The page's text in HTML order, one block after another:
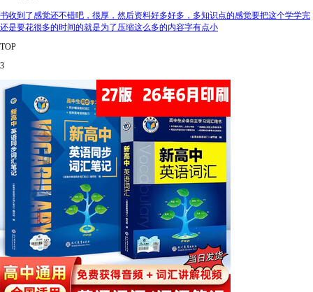
书收到了感觉还不错吧，很厚，然后资料好多好多，多知识点的感觉要把这个学学完
还是要花很多的时间的就是为了压缩这么多的内容字有点小
TOP
3